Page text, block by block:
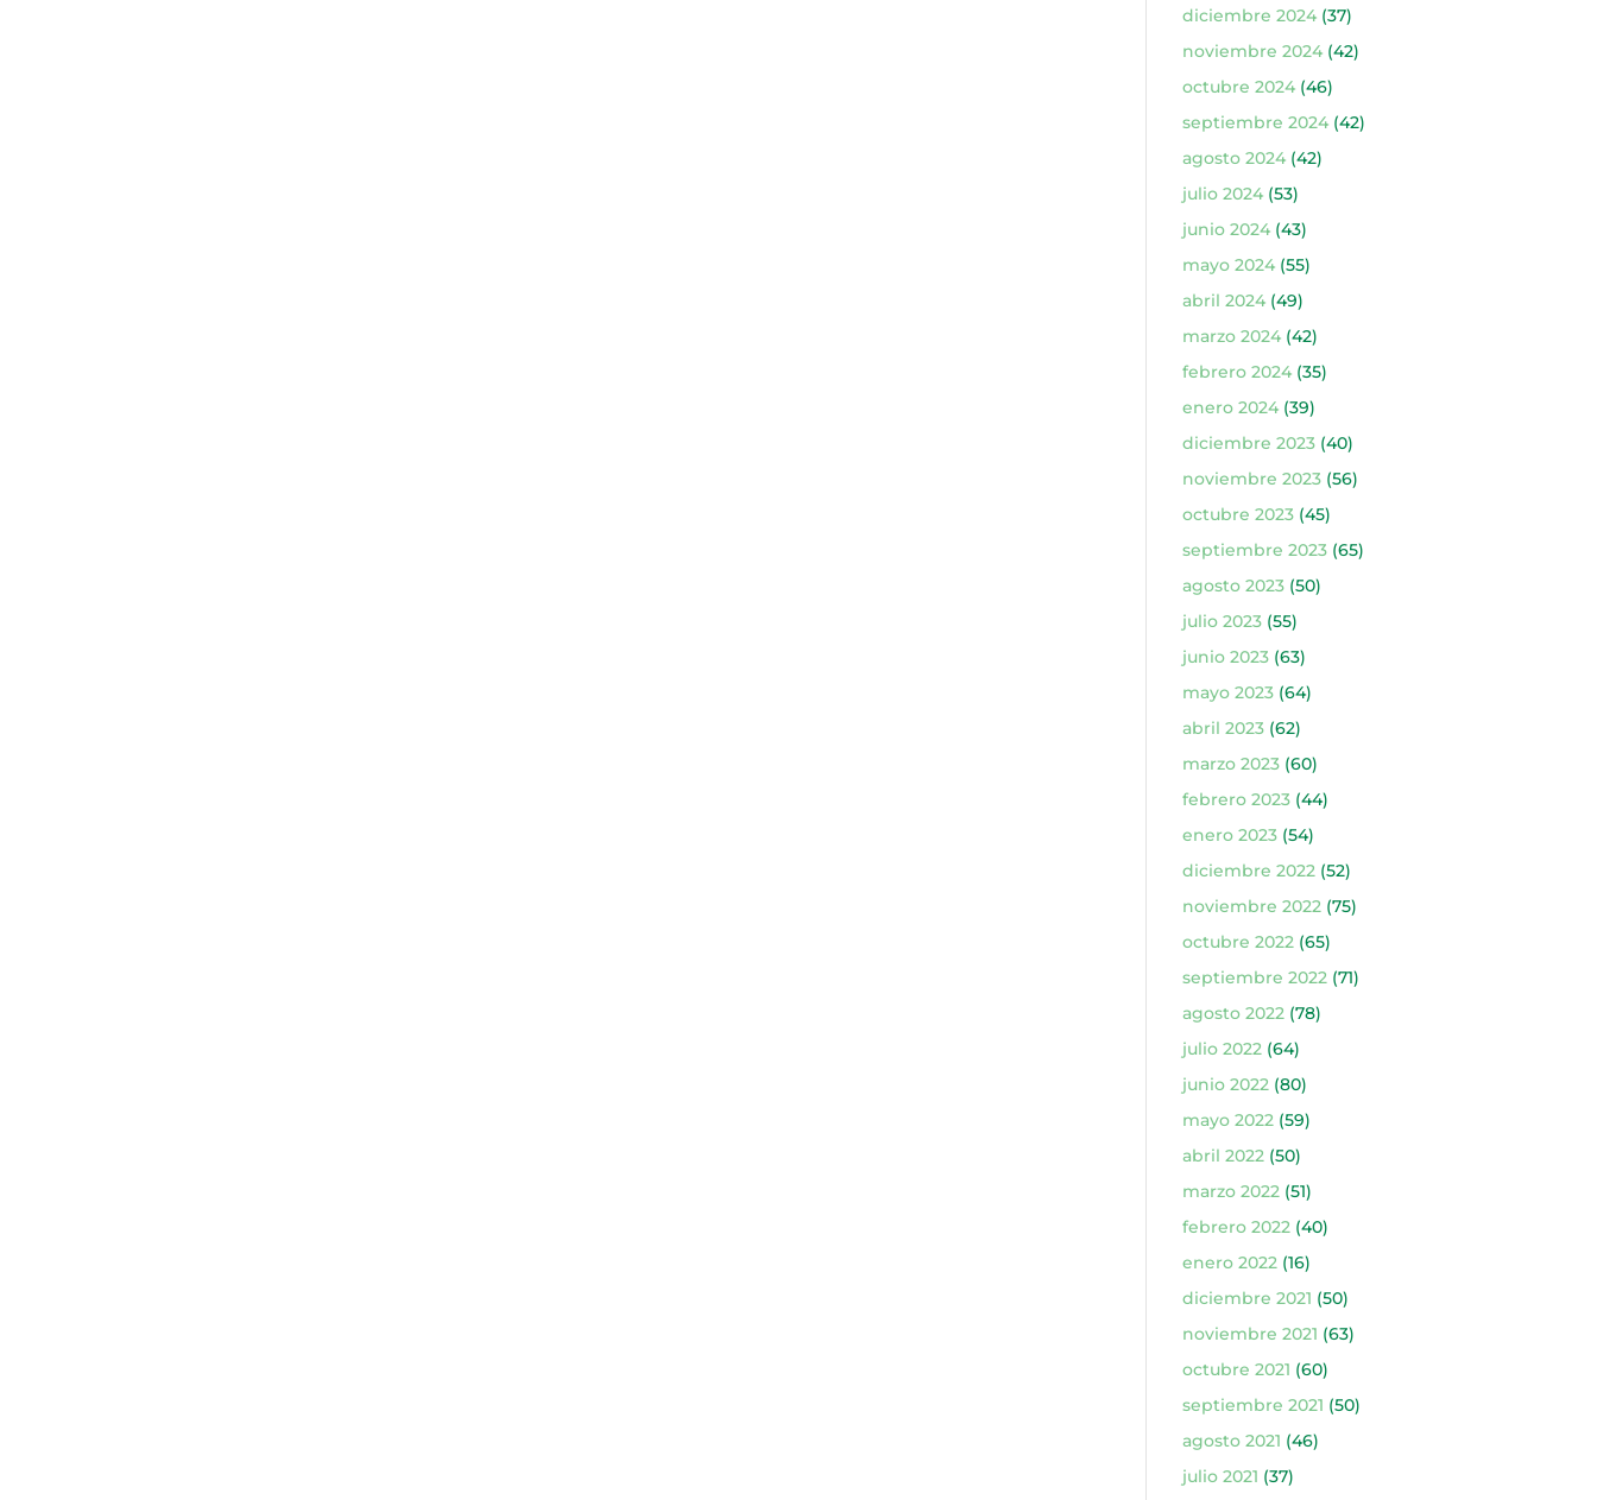
diciembre 2024(37)
noviembre 2024(42)
octubre 2024(46)
septiembre 2024(42)
agosto 2024(42)
julio 2024(53)
junio 2024(43)
mayo 2024(55)
abril 2024(49)
marzo 2024(42)
febrero 2024(35)
enero 2024(39)
diciembre 2023(40)
noviembre 2023(56)
octubre 2023(45)
septiembre 2023(65)
agosto 2023(50)
julio 2023(55)
junio 2023(63)
mayo 2023(64)
abril 2023(62)
marzo 2023(60)
febrero 2023(44)
enero 2023(54)
diciembre 2022(52)
noviembre 2022(75)
octubre 2022(65)
septiembre 2022(71)
agosto 2022(78)
julio 2022(64)
junio 2022(80)
mayo 2022(59)
abril 2022(50)
marzo 2022(51)
febrero 2022(40)
enero 2022(16)
diciembre 2021 (50)
noviembre 2021 (63)
octubre 2021 (60)
septiembre 2021 (50)
agosto 2021 (46)
julio 2021 (37)